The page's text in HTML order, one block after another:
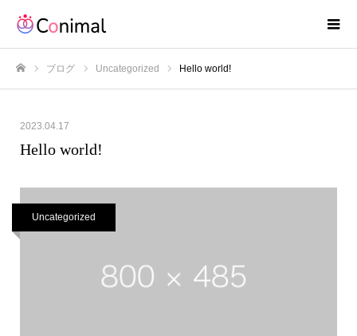
ブログ Uncategorized Hello world!
2023.04.17
Hello world!
Uncategorized